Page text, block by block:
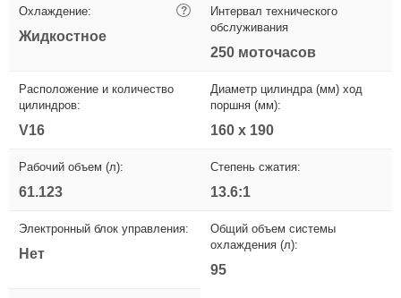
Охлаждение: ?
Жидкостное
Интервал технического
обслуживания
250 моточасов
Расположение и количество
цилиндров:
V16
Диаметр цилиндра (мм) ход
поршня (мм):
160 х 190
Рабочий объем (л):
61.123
Степень сжатия:
13.6:1
Электронный блок управления:
Нет
Общий объем системы
охлаждения (л):
95